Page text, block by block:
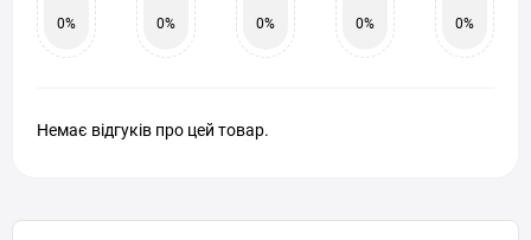
0% 0% 0% 0% 0%
Немає відгуків про цей товар.